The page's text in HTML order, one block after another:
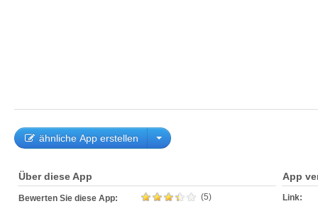
ähnliche App erstellen
Über diese App
Bewerten Sie diese App: (5)
App
Link: